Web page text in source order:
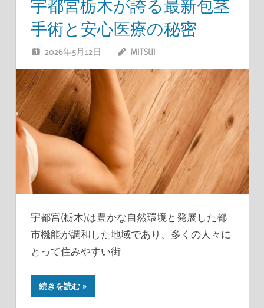
宇都宮栃木が誇る最新包茎
手術と安心医療の秘密
2026年5月12日 MITSUI
宇都宮(栃木)は豊かな自然環境と発展した都
市機能が調和した地域であり、多くの人々に
とって住みやすい街
続きを読む